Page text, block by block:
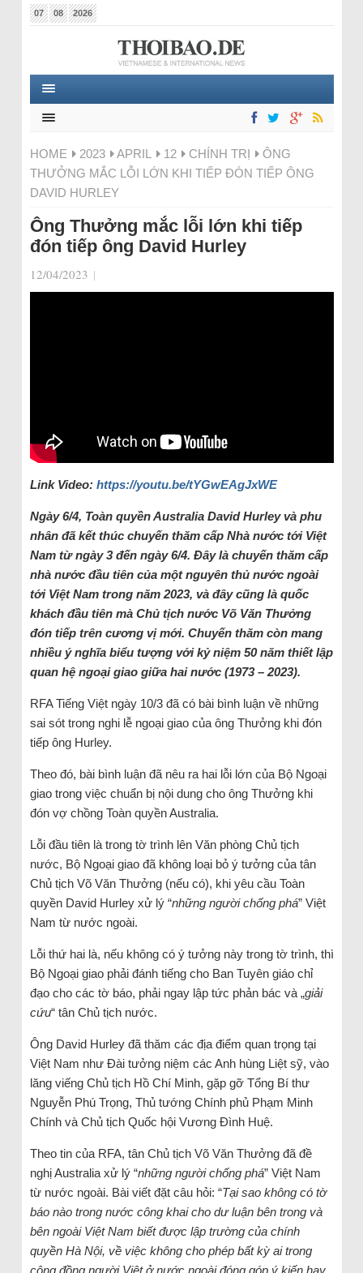
07 08 2026
HOME 2023 APRIL 12 CHÍNH TRỊ
ÔNG
THƯỞNG MẮC LỖI LỚN KHI TIẾP ĐÓN TIẾP ÔNG
DAVID HURLEY
Ông Thưởng mắc lỗi lớn khi tiếp
đón tiếp ông David Hurley
12/04/2023 |
Link Video: https://youtu.be/tYGwEAgJxWE
Ngày 6/4, Toàn quyền Australia David Hurley và phu
nhân đã kết thúc chuyến thăm cấp Nhà nước tới Việt
Nam từ ngày 3đến ngày6/4. Đây là chuyến thăm cấp
nhà nước đầu tiên của mộtnguyên thủ nước ngoài
tới Việt Nam trong năm 2023, và đây cũng là quốc
khách đầu tiên mà Chủ tịch nước Võ Văn Thưởng
đón tiếp trên cương vị mới. Chuyến thăm còn mang
nhiều ý nghĩa biểu tượngvớikỷ niệm 50 năm thiết lập
quan hệ ngoại giao giữa hai nước (1973 – 2023).
RFA Tiếng Việt ngày 10/3 đã có bài bình luận về những
sai sót trong nghi lễ ngoại giao của ông Thưởng khi đón
tiếp ông Hurley.
Theo đó, bài bình luận đã nêu ra hai lỗi lớn của Bộ Ngoại
giao trong việc chuẩn bị nội dung cho ông Thưởng khi
đón vợ chồng Toàn quyền Australia.
Lỗi đầu tiên là trong tờ trình lên Văn phòng Chủ tịch
nước, Bộ Ngoại giao đã không loại bỏ ý tưởng của tân
Chủ tịch Võ Văn Thưởng (nếu có), khi yêu cầu Toàn
quyền David Hurley xử lý “những người chống phá” Việt
Nam từ nước ngoài.
Lỗi thứ hai là, nếu không có ý tưởng này trong tờ trình, thì
Bộ Ngoại giao phải đánh tiếng cho Ban Tuyên giáo chỉ
đạo cho các tờ báo, phải ngay lập tức phản bác và „giải
cứu“ tân Chủ tịch nước.
Ông David Hurley đã thăm các địa điểm quan trọng tại
Việt Nam như Đài tưởng niệm các Anh hùng Liệt sỹ, vào
lăng viếng Chủ tịch Hồ Chí Minh, gặp gỡ Tổng Bí thư
Nguyễn Phú Trọng, Thủ tướng Chính phủ Phạm Minh
Chính và Chủ tịch Quốc hội Vương Đình Huệ.
Theo tin của RFA, tân Chủ tịch Võ Văn Thưởng đã đề
nghị Australia xử lý “những người chống phá” Việt Nam
từ nước ngoài. Bài viết đặt câu hỏi: “Tại sao không có tờ
báo nào trong nước công khai cho dư luận bên trong và
bên ngoài Việt Nam biết được lập trường của chính
quyền Hà Nội, về việc không cho phép bất kỳ ai trong
cộng đồng người Việt ở nước ngoài đóng góp ý kiến hay